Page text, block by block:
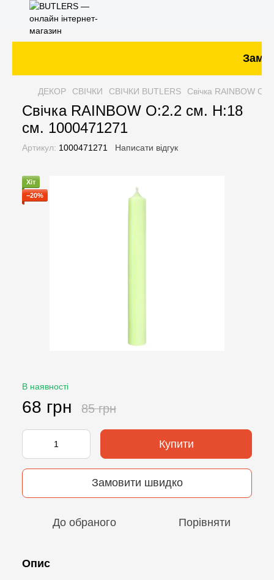
ДЕКОР СВІЧКИ СВІЧКИ BUTLERS Свічка RAINBOW
Свічка RAINBOW O:2.2 см. H:18
см. 1000471271
Артикул: 1000471271 Написати відгук
Хіт
−20%
В наявності
68 грн 85 грн
Купити
Замовити швидко
До обраного Порівняти
Опис